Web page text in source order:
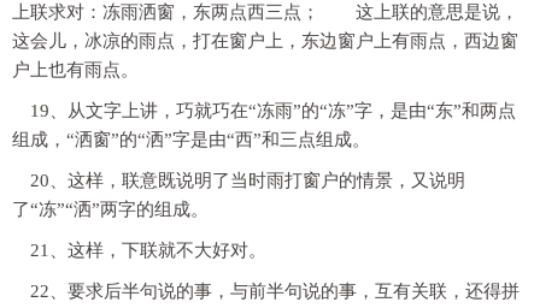
上联求对：冻雨洒窗，东两点西三点； 这上联的意思是说，
这会儿，冰凉的雨点，打在窗户上，东边窗户上有雨点，西边窗
户上也有雨点。
19、从文字上讲，巧就巧在“冻雨”的“冻”字，是由“东”和两点
组成，“洒窗”的“洒”字是由“西”和三点组成。
20、这样，联意既说明了当时雨打窗户的情景，又说明
了“冻”“洒”两字的组成。
21、这样，下联就不大好对。
22、要求后半句说的事，与前半句说的事，互有关联，还得拼